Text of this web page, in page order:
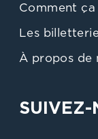
Comment ça
Les
À propos de
SUIVEZ-